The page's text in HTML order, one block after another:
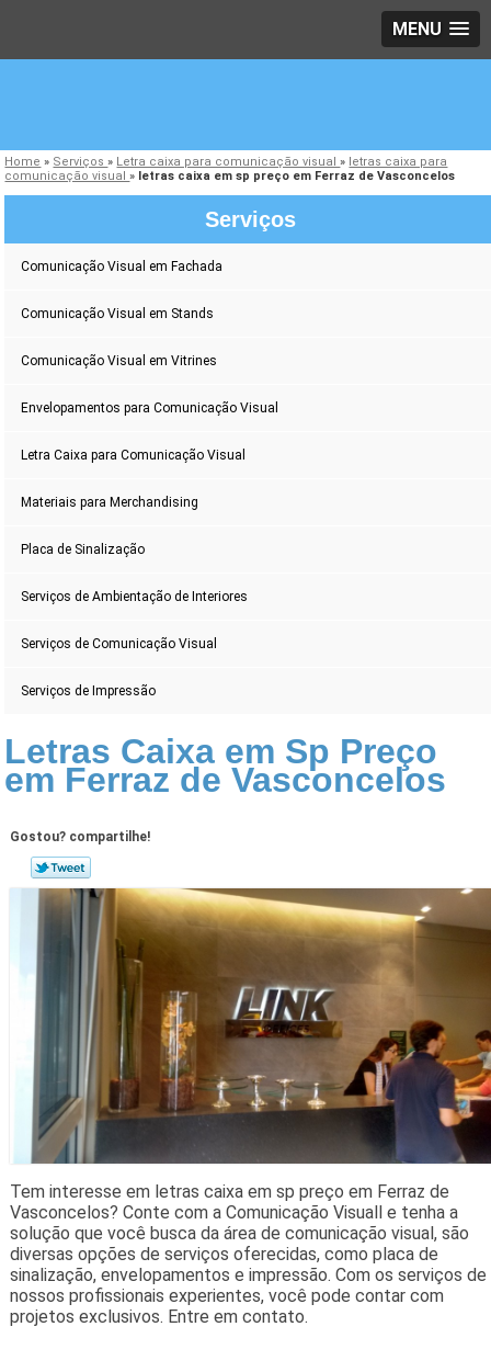
MENU
Home » Serviços» Letra caixa para comunicação visual» letras caixa para
comunicação visual» letras caixa em sp preço em Ferraz de Vasconcelos
Serviços
Comunicação Visual em Fachada
Comunicação Visual em Stands
Comunicação Visual em Vitrines
Envelopamentos para Comunicação Visual
Letra Caixa para Comunicação Visual
Materiais para Merchandising
Placa de Sinalização
Serviços de Ambientação de Interiores
Serviços de Comunicação Visual
Serviços de Impressão
Letras Caixa em Sp Preço
em Ferraz de Vasconcelos
Gostou? compartilhe!
Tem interesse em letras caixa em sp preço em Ferraz de
Vasconcelos? Conte com a Comunicação Visuall e tenha a
solução que você busca da área de comunicação visual, são
diversas opções de serviços oferecidas, como placa de
sinalização, envelopamentos e impressão. Com os serviços de
nossos profissionais experientes, você pode contar com
projetos exclusivos. Entre em contato.